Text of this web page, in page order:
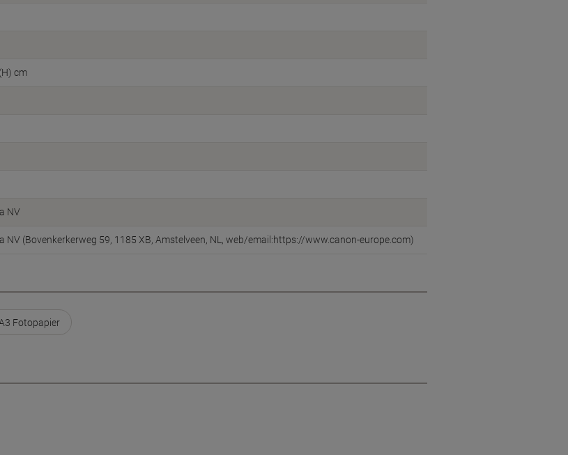
cm
NV
NV (Bovenkerkerweg 59, 1185 XB, Amstelveen, NL, web/email:https://www.canon-europe.com)
Fotopapier